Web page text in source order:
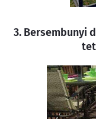
3. Bersembunyi